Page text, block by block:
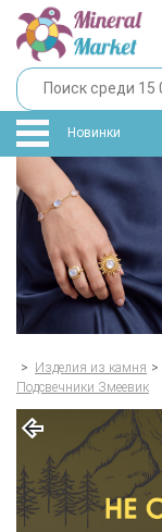
Новинки
> Изделия из камня >
Подсвечники Змеевик